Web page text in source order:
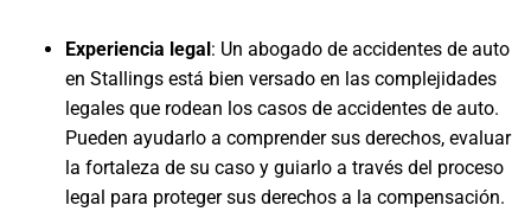
Experiencia legal: Un abogado de accidentes de auto
en Stallings está bien versado en las complejidades
legales que rodean los casos de accidentes de auto.
Pueden ayudarlo a comprender sus derechos, evaluar
la fortaleza de su caso y guiarlo a través del proceso
legal para proteger sus derechos a la compensación.